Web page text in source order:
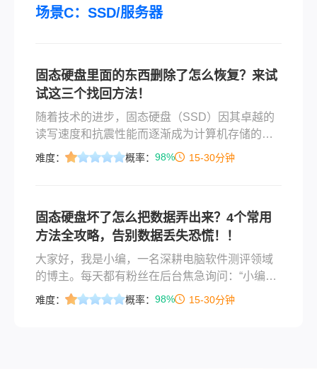
恢复的。
场景C：SSD/服务器
固态硬盘里面的东西删除了怎么恢复？来试
试这三个找回方法！
随着技术的进步，固态硬盘（SSD）因其卓越的
读写速度和抗震性能而逐渐成为计算机存储的主
要选择。然而，即便是如此先进的存储设备也难
恢复至关重要。本文将详细介绍固态硬盘中删除
文件的恢复方法，帮助您尽可能地减少损失。
难度： 概率： 98% 15-30分钟
固态硬盘坏了怎么把数据弄出来？4个常用
方法全攻略，告别数据丢失恐慌！！
大家好，我是小编，一名深耕电脑软件测评领域
的博主。每天都有粉丝在后台焦急询问：“小编，
我的固态硬盘突然读不出来了，里面存着重要的
难度： 概率： 98% 15-30分钟